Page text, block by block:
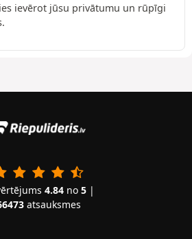
ievērot jūsu privātumu un rūpīgi
4.84no 5|
atsauksmes